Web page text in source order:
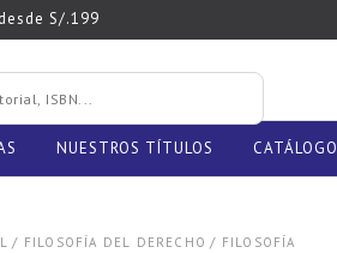
S/.199
NUESTROS TÍTULOS CATÁLOGO
/ FILOSOFÍA DEL DERECHO / FILOSOFÍA